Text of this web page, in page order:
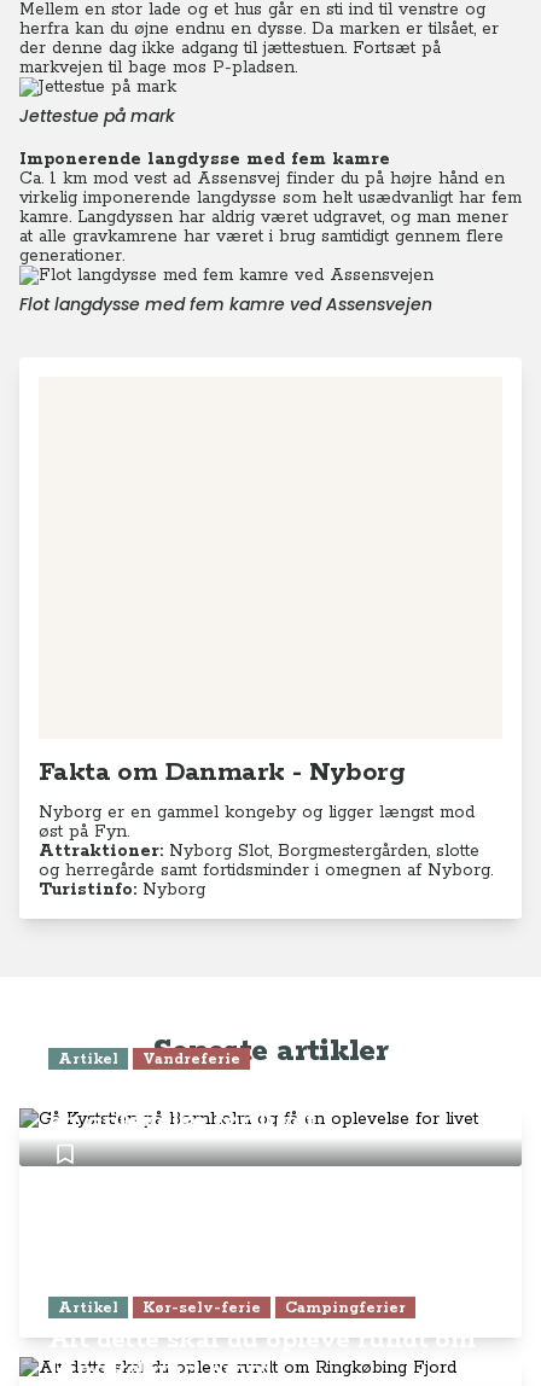
Mellem en stor lade og et hus går en sti ind til venstre og
herfra kan du øjne endnu en dysse. Da marken er tilsået, er
der denne dag ikke adgang til jættestuen. Fortsæt på
markvejen til bage mos P-pladsen.
Jettestue på mark
Imponerende langdysse med fem kamre
Ca. 1 km mod vest ad Assensvej finder du på højre hånd en
virkelig imponerende langdysse som helt usædvanligt har fem
kamre. Langdyssen har aldrig været udgravet, og man mener
at alle gravkamrene har været i brug samtidigt gennem flere
generationer.
Flot langdysse med fem kamre ved Assensvejen
Fakta om Danmark - Nyborg
Nyborg er en gammel kongeby og ligger længst mod
øst på Fyn.
Attraktioner: Nyborg Slot, Borgmestergården, slotte
og herregårde samt fortidsminder i omegnen af Nyborg.
Turistinfo: Nyborg
Seneste artikler
Artikel Vandreferie
en oplevelse for livet
Artikel Kør-selv-ferie Campingferier
Alt dette skal du opleve rundt om
Ringkøbing Fjord